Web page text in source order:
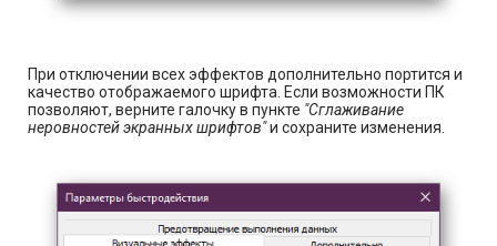
При отключении всех эффектов дополнительно портится и
качество отображаемого шрифта. Если возможности ПК
позволяют, верните галочку в пункте "Сглаживание
неровностей экранных шрифтов"и сохраните изменения.